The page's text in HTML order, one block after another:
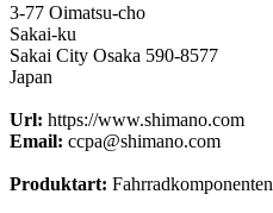
3-77 Oimatsu-cho
Sakai-ku
Sakai City Osaka 590-8577
Japan
Url: https://www.shimano.com
Email: ccpa@shimano.com
Produktart: Fahrradkomponenten